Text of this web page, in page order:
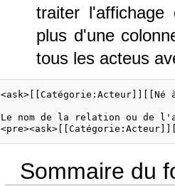
traiter l'affichage
plus d'une
tous les acteus
Le nom de la relation ou de
Sommaire du